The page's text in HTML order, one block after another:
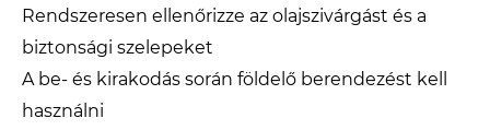
Rendszeresen ellenőrizze az olajszivárgást és a
biztonsági szelepeket
A be- és kirakodás során földelő berendezést kell
használni